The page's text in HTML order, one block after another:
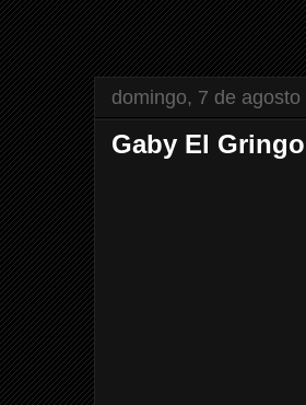
domingo, 7 de agosto
Gaby El